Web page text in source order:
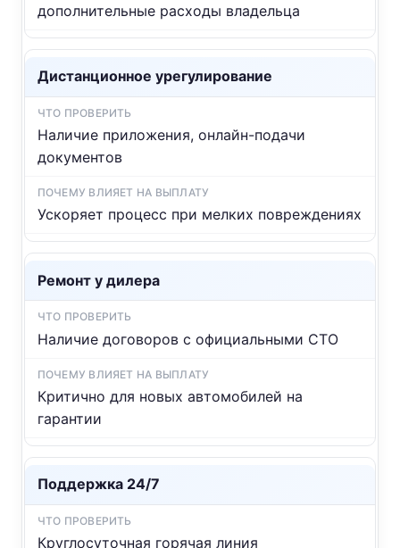
дополнительные расходы владельца
Дистанционное урегулирование
Наличие приложения, онлайн-подачи
документов
Ускоряет процесс при мелких повреждениях
Ремонт у дилера
Наличие договоров с официальными СТО
Критично для новых автомобилей на
гарантии
Поддержка 24/7
Круглосуточная горячая линия